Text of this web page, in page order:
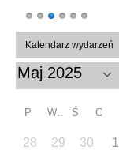
Kalendarz wydarzeń
P Ś C
28 29 30 1